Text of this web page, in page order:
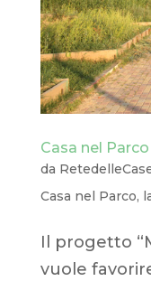
Casa nel
da
Casa nel Parco,
Il progetto
vuole